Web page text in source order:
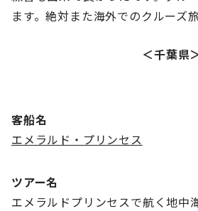
ます。絶対また海外でのクルーズ
＜千葉県
客船名
エメラルド・プリンセス
ツアー名
エメラルドプリンセスで航く地中